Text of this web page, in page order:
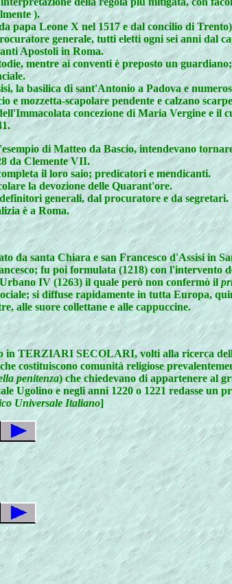
).
papa Leone X nel 1517 e dal concilio di
generale, tutti eletti ogni sei anni dal
Apostoli in Roma.
mentre ai conventi è preposto un
la basilica di sant'Antonio a Padova e
e mozzetta-scapolare pendente e calzano
concezione di Maria Vergine e il
di Matteo da Bascio, intendevano
da Clemente VII.
il loro saio; predicatori e mendicanti.
la devozione delle Quarant'ore.
generali, dal procuratore e da segretari.
è a Roma.
santa Chiara e san Francesco d'Assisi in
fu poi formulata (1218) con
IV (1263) il quale però non confermò il
si diffuse rapidamente in tutta Europa,
alle suore collettane e alle cappuccine.
SECOLARI, volti alla ricerca
comunità religiose
penitenza) che chiedevano di appartenere al
Ugolino e negli anni 1220 o 1221 redasse un
Universale Italiano]